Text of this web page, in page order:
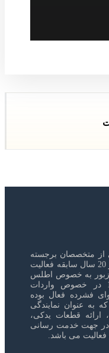
از متخصصان برجسته
صنایع هوای فشرده و صنایع وابسته با بیش از 20 سال سابقه فعالیت
به خصوص اطلس
کوپکو شکل گرفته است، از سال 1385 در خصوص واردات
فشرده فعال بوده
عنوان نمایندگی
ارائه قطعات یدکی،
در جهت خدمت رسانی
می باشد.